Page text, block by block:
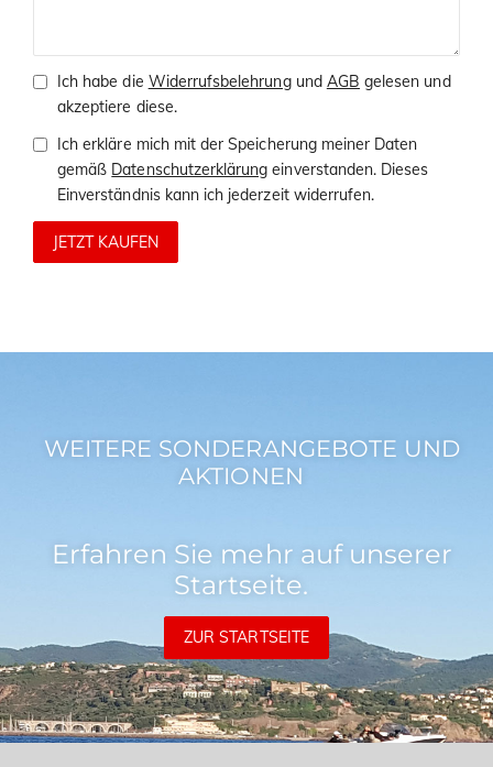
Ich habe die Widerrufsbelehrungund AGB gelesen und
akzeptiere diese.
Ich erkläre mich mit der Speicherung meiner Daten
gemäß Datenschutzerklärung einverstanden. Dieses
Einverständnis kann ich jederzeit widerrufen.
JETZT KAUFEN
WEITERE SONDERANGEBOTE UND
AKTIONEN
Erfahren Sie mehr auf unserer
Startseite.
ZUR STARTSEITE